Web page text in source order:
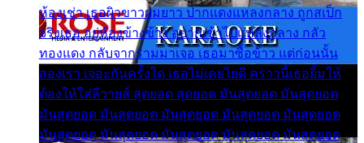
ห้องเช่า เธอผิวขาวผมยาว ปากแดงแหลงกลาง ถูกสเป็ก
จริงเธอ อยู่ห้องข้างข้าง อยากเข้าไปแหลงกลาง กลัว
ทองแดง กลับจากรามมาเจอ เธอมาซื้อข้าว แต่ก่อนนั้น
สองเรา เจอะกันครั้งใด เธอไม่เคยไยดี คราวนี้เธอยิ้มให้
ต้องให้ใส่ลีวายส์ สุดยอด สุดยอด มันสุดยอด มันสุดยอด
มันสุดยอด มันสุดยอด มันสุดยอด มันสุดยอด มันสุดยอด
มันสุดยอด มันสุดยอด มันสุดยอด มันสุดยอด มันสุดยอด